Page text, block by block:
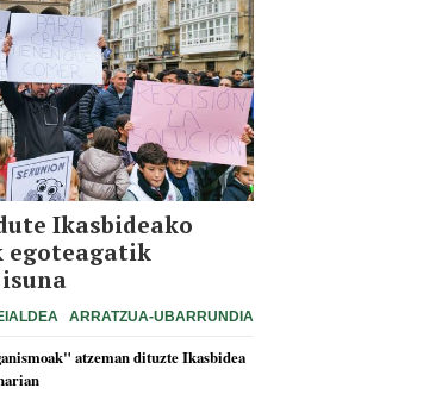
Ikasbideako
egoteagatik
ARRATZUA-UBARRUNDIA
atzeman dituzte Ikasbidea